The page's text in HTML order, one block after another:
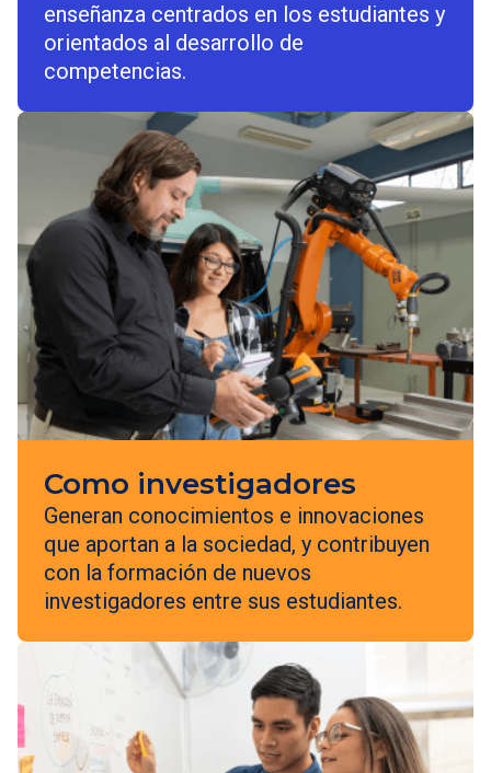
enseñanza centrados en los estudiantes y
orientados al desarrollo de
competencias.
Como investigadores
Generan conocimientos e innovaciones
que aportan a la sociedad, y contribuyen
con la formación de nuevos
investigadores entre sus estudiantes.